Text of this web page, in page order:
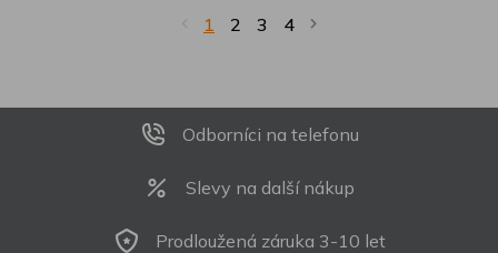
1 2 3 4
Odborníci na telefonu
Slevy na další nákup
Prodloužená záruka 3-10 let